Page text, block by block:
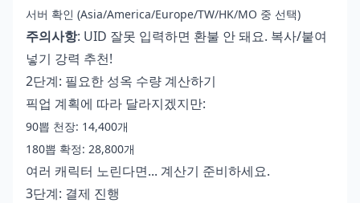
서버 확인 (Asia/America/Europe/TW/HK/MO 중 선택)
주의사항: UID 잘못 입력하면 환불 안 돼요. 복사/붙여
넣기 강력 추천!
2단계: 필요한 성옥 수량 계산하기
픽업 계획에 따라 달라지겠지만:
90뽑 천장: 14,400개
180뽑 확정: 28,800개
여러 캐릭터 노린다면... 계산기 준비하세요.
3단계: 결제 진행